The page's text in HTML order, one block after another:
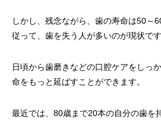
しかし、残念ながら、歯の寿命は50～
従って、歯を失う人が多いのが現状です
日頃から歯磨きなどの口腔ケアをしっ
命をもっと延ばすことができます。
最近では、80歳まで20本の自分の歯を